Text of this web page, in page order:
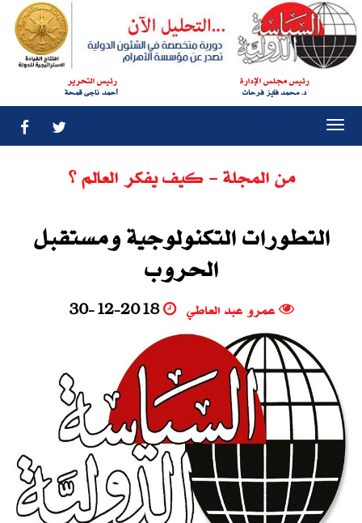
رئيس مجلس الإدارة
د. محمد فايز فرحات
رئيس التحرير
أحمد ناجى قمحة
من المجلة - كيف يفكر العالم ؟
التطورات التكنولوجية ومستقبل
الحروب
عمرو عبد العاطي 30-12-2018